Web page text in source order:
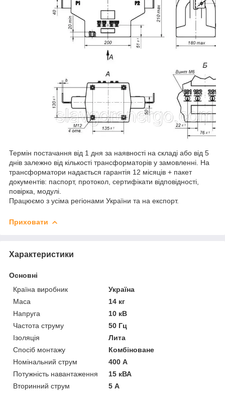
Термін постачання від 1 дня за наявності на складі або від 5
днів залежно від кількості трансформаторів у замовленні. На
трансформатори надається гарантія 12 місяців + пакет
документів: паспорт, протокол, сертифікати відповідності,
повірка, модулі.
Працюємо з усіма регіонами України та на експорт.
Приховати
Характеристики
Основні
Країна виробник
Україна
Маса
14 кг
Напруга
10 кВ
Частота струму
50 Гц
Ізоляція
Лита
Спосіб монтажу
Комбіноване
Номінальний струм
400 А
Потужність навантаження
15 кВА
Вторинний струм
5 А